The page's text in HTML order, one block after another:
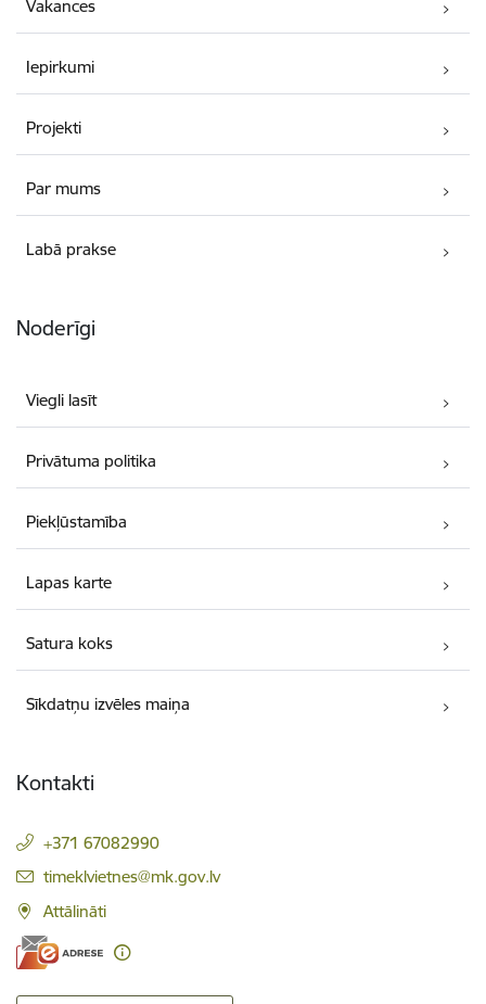
Vakances
Iepirkumi
Projekti
Par mums
Labā prakse
Noderīgi
Viegli lasīt
Privātuma politika
Piekļūstamība
Lapas karte
Satura koks
Sīkdatņu izvēles maiņa
Kontakti
+371 67082990
E-pasts:
timeklvietnes@mk.gov.lv
Attālināti